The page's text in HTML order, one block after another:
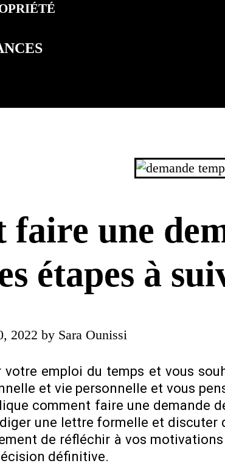
faire une
étapes à
2022 by Sara Ounissi
votre emploi du temps et vous
et vie personnelle et vous
comment faire une demande
une lettre formelle et
de réfléchir à vos
définitive.